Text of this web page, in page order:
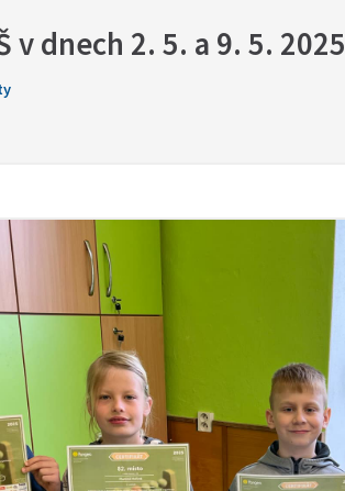
v dnech 2. 5. a 9. 5. 2025